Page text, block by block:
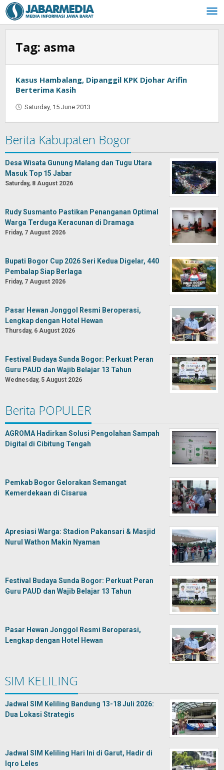
Skip
to
content
Tag: asma
Kasus Hambalang, Dipanggil KPK Djohar Arifin
Berterima Kasih
Saturday, 15 June 2013
Berita Kabupaten Bogor
Desa Wisata Gunung Malang dan Tugu Utara
Masuk Top 15 Jabar
Saturday, 8 August 2026
Rudy Susmanto Pastikan Penanganan Optimal
Warga Terduga Keracunan di Dramaga
Friday, 7 August 2026
Bupati Bogor Cup 2026 Seri Kedua Digelar, 440
Pembalap Siap Berlaga
Friday, 7 August 2026
Pasar Hewan Jonggol Resmi Beroperasi,
Lengkap dengan Hotel Hewan
Thursday, 6 August 2026
Festival Budaya Sunda Bogor: Perkuat Peran
Guru PAUD dan Wajib Belajar 13 Tahun
Wednesday, 5 August 2026
Berita POPULER
AGROMA Hadirkan Solusi Pengolahan Sampah
Digital di Cibitung Tengah
Pemkab Bogor Gelorakan Semangat
Kemerdekaan di Cisarua
Apresiasi Warga: Stadion Pakansari & Masjid
Nurul Wathon Makin Nyaman
Festival Budaya Sunda Bogor: Perkuat Peran
Guru PAUD dan Wajib Belajar 13 Tahun
Pasar Hewan Jonggol Resmi Beroperasi,
Lengkap dengan Hotel Hewan
SIM KELILING
Jadwal SIM Keliling Bandung 13-18 Juli 2026:
Dua Lokasi Strategis
Jadwal SIM Keliling Hari Ini di Garut, Hadir di
Iqro Leles